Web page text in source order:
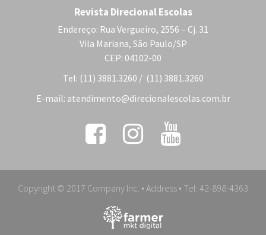
Revista Direcional Escolas
Endereço: Rua Vergueiro, 2556 – Cj. 31
Vila Mariana, São Paulo/SP
CEP: 04102-00
Tel: (11) 3881.3260 / (11) 3881.3260
E-mail: atendimento@direcionalescolas.com.br
Copyright © 2017 Company Inc. • Address • Tel: 42-898-4363